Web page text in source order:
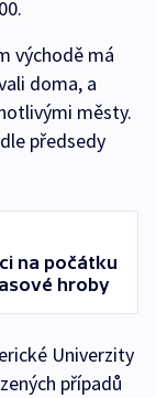
východě má
doma, a
městy.
předsedy
na počátku
hroby
Univerzity
případů